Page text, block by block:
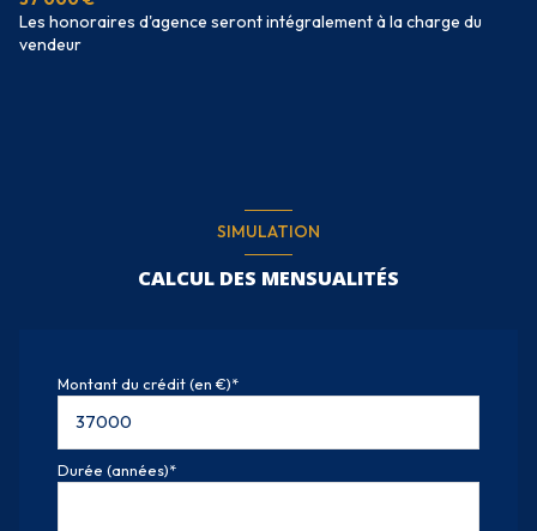
Les honoraires d'agence seront intégralement à la charge du
vendeur
SIMULATION
CALCUL DES MENSUALITÉS
Montant du crédit (en €)*
Durée (années)*